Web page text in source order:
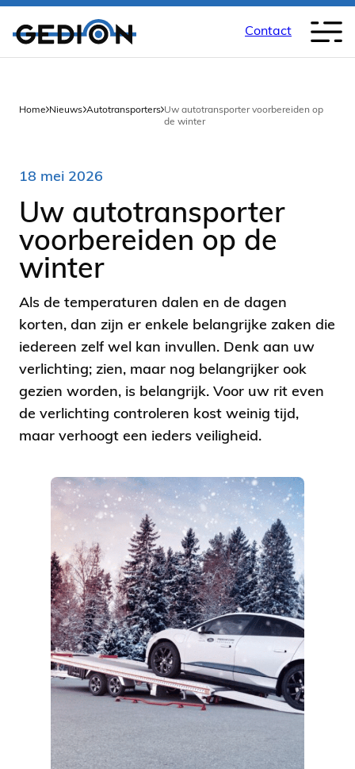
Contact
Home Nieuws Autotransporters Uw autotransporter voorbereiden op
de winter
18 mei 2026
Uw autotransporter
voorbereiden op de
winter
Als de temperaturen dalen en de dagen
korten, dan zijn er enkele belangrijke zaken die
iedereen zelf wel kan invullen. Denk aan uw
verlichting; zien, maar nog belangrijker ook
gezien worden, is belangrijk. Voor uw rit even
de verlichting controleren kost weinig tijd,
maar verhoogt een ieders veiligheid.